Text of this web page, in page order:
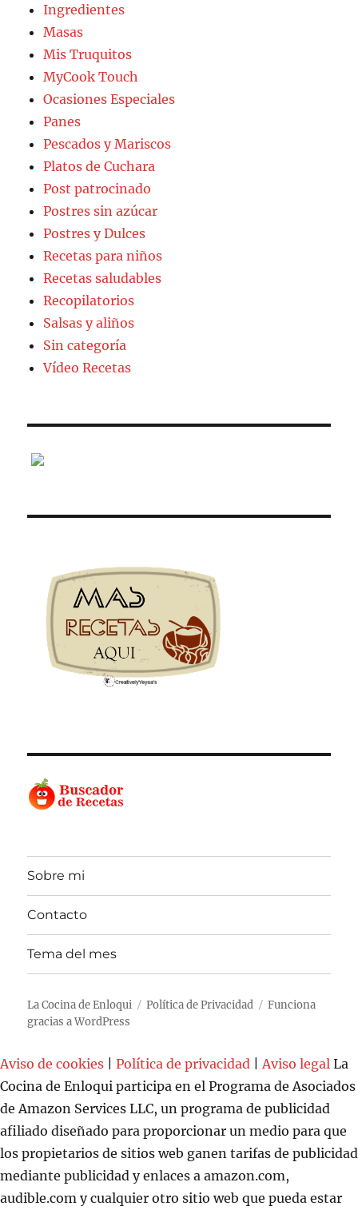
Ingredientes
Masas
Mis Truquitos
MyCook Touch
Ocasiones Especiales
Panes
Pescados y Mariscos
Platos de Cuchara
Post patrocinado
Postres sin azúcar
Postres y Dulces
Recetas para niños
Recetas saludables
Recopilatorios
Salsas y aliños
Sin categoría
Vídeo Recetas
Sobre mi
Contacto
Tema del mes
La Cocina de Enloqui Política de Privacidad
Funciona
gracias a WordPress
Aviso de cookies Política de privacidad Aviso legal La
Cocina de Enloqui participa en el Programa de Asociados
de Amazon Services LLC, un programa de publicidad
afiliado diseñado para proporcionar un medio para que
los propietarios de sitios web ganen tarifas de publicidad
mediante publicidad y enlaces a amazon.com,
audible.com y cualquier otro sitio web que pueda estar